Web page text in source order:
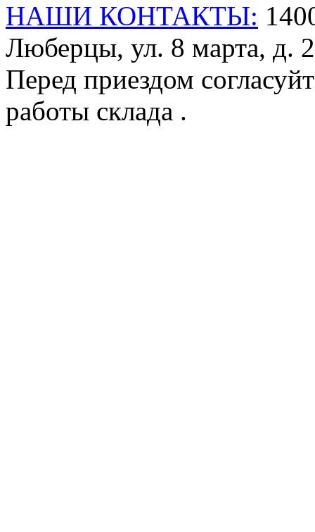
НАШИ КОНТАКТЫ:
Люберцы, ул. 8 марта, д.
Перед приездом
работы склада .